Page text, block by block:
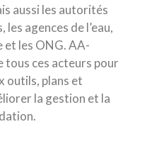
aussi les autorités
agences de l’eau,
et les ONG. AA-
tous ces acteurs pour
outils, plans et
la gestion et la